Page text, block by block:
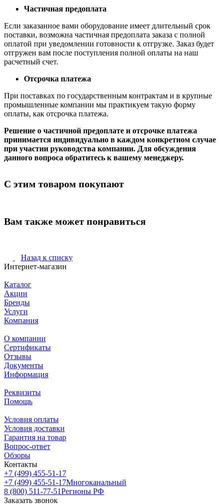
Частичная предоплата
Если заказанное вами оборудование имеет длительный срок
поставки, возможна частичная предоплата заказа с полной
оплатой при уведомлении готовности к отгрузке. Заказ будет
отгружен вам после поступления полной оплаты на наш
расчетный счет.
Отсрочка платежа
При поставках по государственным контрактам и в крупные
промышленные компании мы практикуем такую форму
оплаты, как отсрочка платежа.
Решение о частичной предоплате и отсрочке платежа
принимается индивидуально в каждом конкретном случае
при участии руководства компании. Для обсуждения
данного вопроса обратитесь к вашему менеджеру.
С этим товаром покупают
Вам также может понравиться
Назад к списку
Интернет-магазин
Каталог
Акции
Бренды
Услуги
Компания
О компании
Сертификаты
Отзывы
Документы
Информация
Реквизиты
Помощь
Условия оплаты
Условия доставки
Гарантия на товар
Вопрос-ответ
Обзоры
Контакты
+7 (499) 455-51-17
+7 (499) 455-51-17Многоканальный
8 (800) 511-77-51Регионы РФ
Заказать звонок